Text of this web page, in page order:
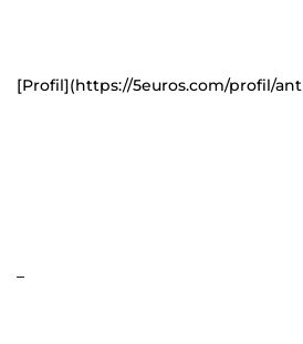
[Profil](https://5euros.com/profil/